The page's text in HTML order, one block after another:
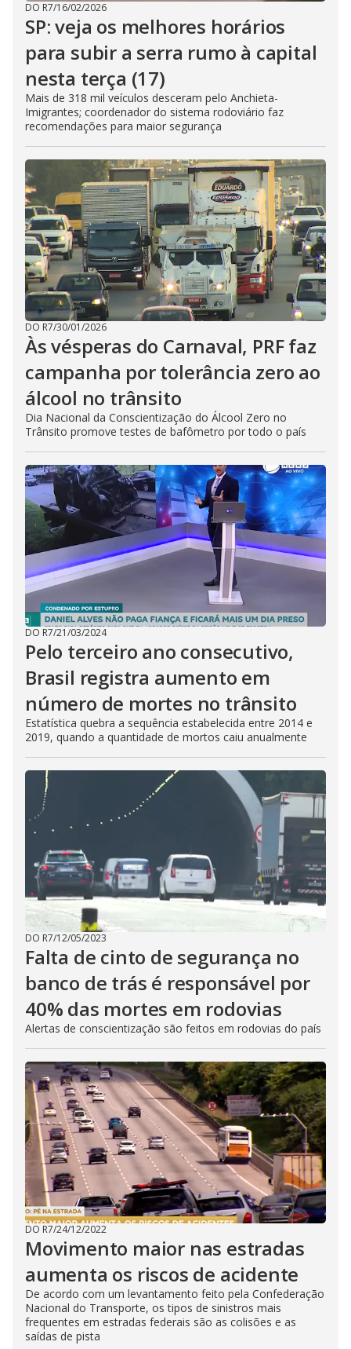
DO R7/16/02/2026
SP: veja os melhores horários
para subir a serra rumo à capital
nesta terça (17)
Mais de 318 mil veículos desceram pelo Anchieta-
Imigrantes; coordenador do sistema rodoviário faz
recomendações para maior segurança
DO R7/30/01/2026
Às vésperas do Carnaval, PRF faz
campanha por tolerância zero ao
álcool no trânsito
Dia Nacional da Conscientização do Álcool Zero no
Trânsito promove testes de bafômetro por todo o país
DO R7/21/03/2024
Pelo terceiro ano consecutivo,
Brasil registra aumento em
número de mortes no trânsito
Estatística quebra a sequência estabelecida entre 2014 e
2019, quando a quantidade de mortos caiu anualmente
DO R7/12/05/2023
Falta de cinto de segurança no
banco de trás é responsável por
40% das mortes em rodovias
Alertas de conscientização são feitos em rodovias do país
DO R7/24/12/2022
Movimento maior nas estradas
aumenta os riscos de acidente
De acordo com um levantamento feito pela Confederação
Nacional do Transporte, os tipos de sinistros mais
frequentes em estradas federais são as colisões e as
saídas de pista